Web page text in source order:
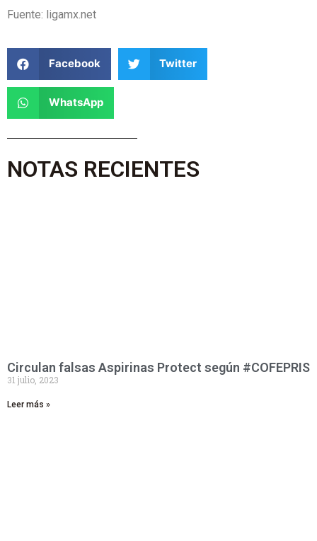
Fuente: ligamx.net
Facebook Twitter
WhatsApp
NOTAS RECIENTES
Circulan falsas Aspirinas Protect según #COFEPRIS
31 julio, 2023
Leer más »